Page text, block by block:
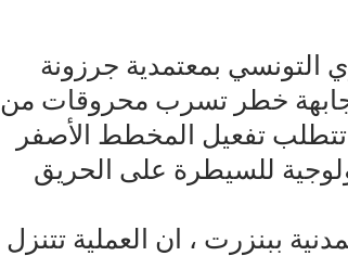
التونسي بمعتمدية جرزونة
مجابهة خطر تسرب محروقات من
تفعيل المخطط الأصفر
للسيطرة على الحريق
ببنزرت ، ان العملية تتنزل